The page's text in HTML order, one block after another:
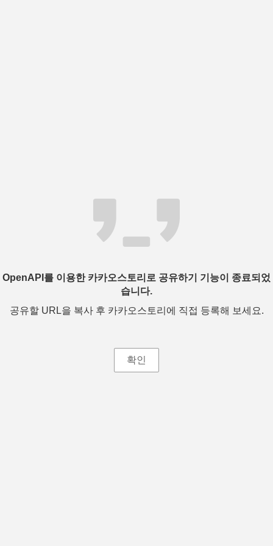
OpenAPI를 이용한 카카오스토리로 공유하기 기능이 종료되었
습니다.
공유할 URL을 복사 후 카카오스토리에 직접 등록해 보세요.
확인